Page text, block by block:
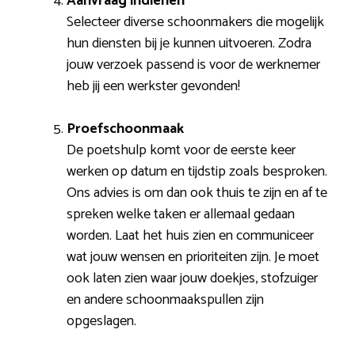
Selecteer diverse schoonmakers die mogelijk
hun diensten bij je kunnen uitvoeren. Zodra
jouw verzoek passend is voor de werknemer
heb jij een werkster gevonden!
Proefschoonmaak
De poetshulp komt voor de eerste keer
werken op datum en tijdstip zoals besproken.
Ons advies is om dan ook thuis te zijn en af te
spreken welke taken er allemaal gedaan
worden. Laat het huis zien en communiceer
wat jouw wensen en prioriteiten zijn. Je moet
ook laten zien waar jouw doekjes, stofzuiger
en andere schoonmaakspullen zijn
opgeslagen.